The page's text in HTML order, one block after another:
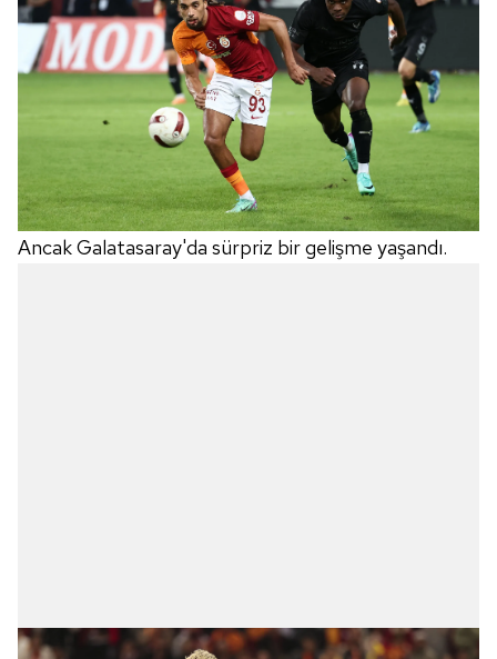
verileriniz işlenmekte olup gerekli olan çerezler bilgi
toplumu hizmetlerinin sunulması amacıyla
kullanılmaktadır. Diğer çerezler, sitemizin daha işlevsel
kılınması ve kişiselleştirilmesi ve sizlere yönelik
reklam/pazarlama faaliyetlerinin yapılması, amaçlarıyla
sınırlı olarak açık rızanız dahilinde kullanılacaktır.
Çerezlere ilişkin tercihlerinizi aşağıda yer alan panel
vasıtasıyla belirleyebilirsiniz. Çerezlere ilişkin detaylı bilgi
için Ayarlar butonuna tıklayabilir, Çerez Bilgilendirme
Ancak Galatasaray'da sürpriz bir gelişme yaşandı.